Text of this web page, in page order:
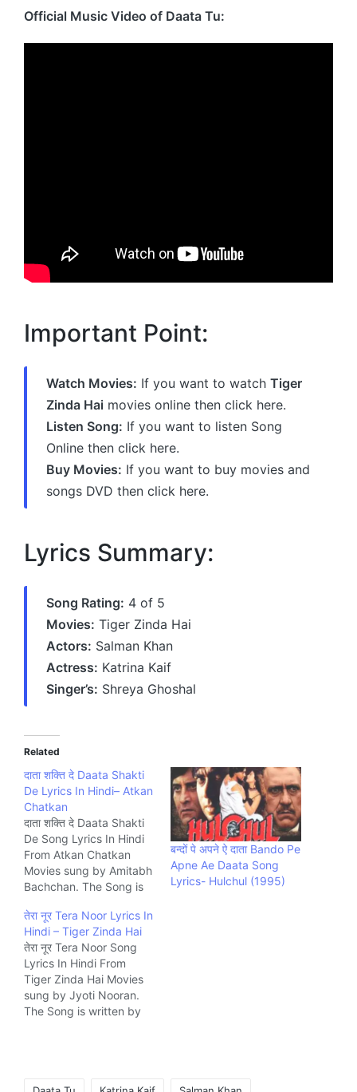
Official Music Video of Daata Tu:
Important Point:
Watch Movies: If you want to watch Tiger
Zinda Hai movies online then click here.
Listen Song: If you want to listen Song
Online then click here.
Buy Movies: If you want to buy movies and
songs DVD then click here.
Lyrics Summary:
Song Rating: 4 of 5
Movies: Tiger Zinda Hai
Actors: Salman Khan
Actress: Katrina Kaif
Singer’s: Shreya Ghoshal
Related
दाता शक्ति दे Daata Shakti
De Lyrics In Hindi– Atkan
Chatkan
दाता शक्ति दे Daata Shakti
De Song Lyrics In Hindi
From Atkan Chatkan
Movies sung by Amitabh
Bachchan. The Song is
Shivamani and
composed by Drums
Shivamani Music
company Zee.
बन्दों पे अपने ऐ दाता Bando Pe
Apne Ae Daata Song
Lyrics- Hulchul (1995)
तेरा नूर Tera Noor Lyrics In
Hindi – Tiger Zinda Hai
तेरा नूर Tera Noor Song
Lyrics In Hindi From
Tiger Zinda Hai Movies
sung by Jyoti Nooran.
The Song is written by